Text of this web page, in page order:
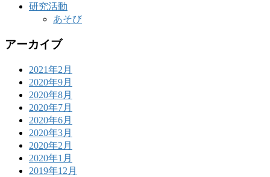
研究活動
あそび
アーカイブ
2021年2月
2020年9月
2020年8月
2020年7月
2020年6月
2020年3月
2020年2月
2020年1月
2019年12月